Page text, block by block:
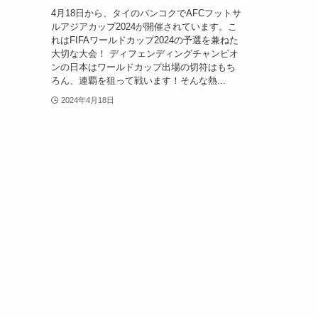
4月18日から、タイのバンコクでAFCフットサ
ルアジアカップ2024が開催されています。こ
れはFIFAワールドカップ2024の予選を兼ねた
大切な大会！ ディフェンディングチャンピオ
ンの日本はワールドカップ出場の切符はもち
ろん、連覇を狙って戦います！そんな熱...
2024年4月18日